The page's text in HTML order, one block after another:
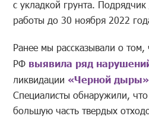
с укладкой грунта.
работы до 30 ноября 2022
Ранее мы рассказывали о том,
РФ выявила ряд
ликвидации «Черной дыры»
Специалисты обнаружили,
большую часть твердых